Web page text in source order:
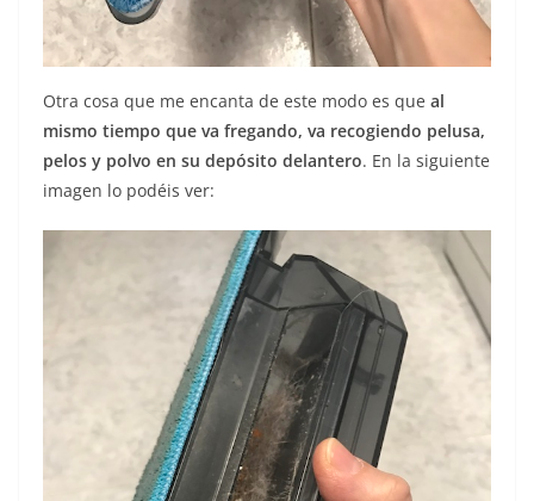
Otra cosa que me encanta de este modo es que al
mismo tiempo que va fregando, va recogiendo pelusa,
pelos y polvo en su depósito delantero. En la siguiente
imagen lo podéis ver: